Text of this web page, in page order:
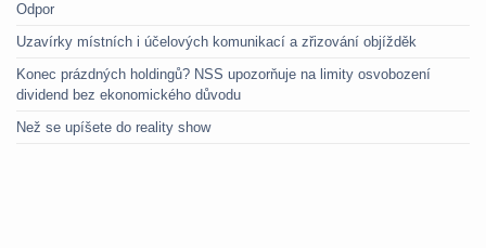
Odpor
Uzavírky místních i účelových komunikací a zřizování objížděk
Konec prázdných holdingů? NSS upozorňuje na limity osvobození
dividend bez ekonomického důvodu
Než se upíšete do reality show